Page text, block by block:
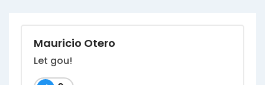
Mauricio Otero
Let gou!